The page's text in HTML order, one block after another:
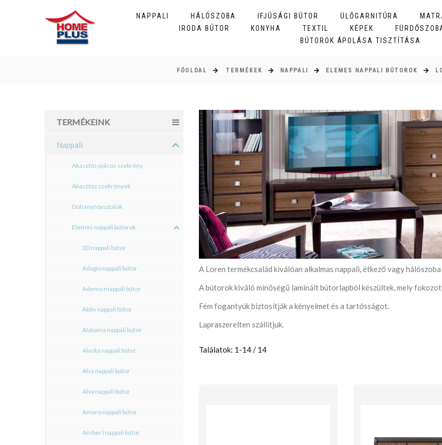
NAPPALI HÁLÓSZOBA IFJÚSÁGI BÚTOR ÜLŐGARNITÚRA
IRODA BÚTOR
KONYHA TEXTIL KÉPEK
BÚTOROK ÁPOLÁSA TISZTÍTÁSA
FŐOLDAL TERMÉKEK NAPPALI ELEMES NAPPALI BÚTOROK
TERMÉKEINK
Nappali
Akasztós polcos szekrény
Akasztós szekrények
Dohányzóasztalok
Elemes nappali bútorok
3D nappali bútor
Adagio nappali bútor
Ademo mappali bútor
Aktiv nappali bútor
Alabama nappali bútor
Alaska nappali bútor
Alsy nappali bútor
Alva nappali bútor
Amaro nappali bútor
Amber I nappali bútor
A Loren termékcsalád kiválóan alkalmas nappali, étkező vagy
A bútorok kiváló minőségű laminált bútorlapból készültek, mely
Fém fogantyúk biztosítják a kényelmet és a tartósságot.
Lapraszerelten szállítjuk.
Találatok: 1-14 / 14